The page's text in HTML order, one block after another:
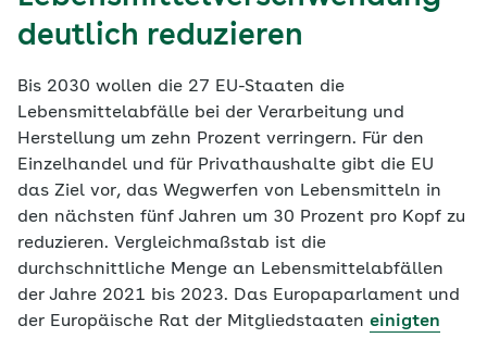
deutlich reduzieren
Bis 2030 wollen die 27 EU-Staaten die
Lebensmittelabfälle bei der Verarbeitung und
Herstellung um zehn Prozent verringern. Für den
Einzelhandel und für Privathaushalte gibt die EU
das Ziel vor, das Wegwerfen von Lebensmitteln in
den nächsten fünf Jahren um 30 Prozent pro Kopf zu
reduzieren. Vergleichmaßstab ist die
durchschnittliche Menge an Lebensmittelabfällen
der Jahre 2021 bis 2023. Das Europaparlament und
der Europäische Rat der Mitgliedstaaten einigten